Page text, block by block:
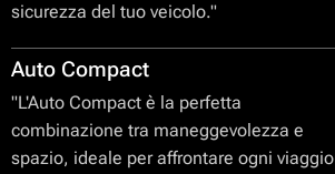
sicurezza del tuo veicolo."
Auto Compact
"L'Auto Compact è la perfetta
combinazione tra maneggevolezza e
spazio, ideale per affrontare ogni viaggio